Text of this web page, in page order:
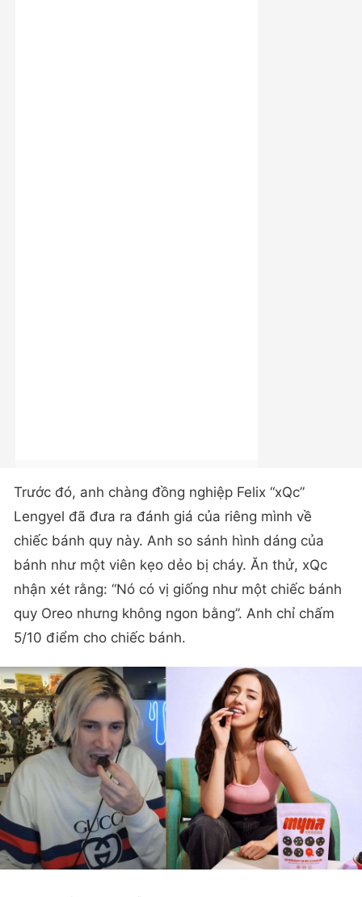
Trước đó, anh chàng đồng nghiệp Felix “xQc”
Lengyel đã đưa ra đánh giá của riêng mình về
chiếc bánh quy này. Anh so sánh hình dáng của
bánh như một viên kẹo dẻo bị cháy. Ăn thử, xQc
nhận xét rằng: “Nó có vị giống như một chiếc bánh
quy Oreo nhưng không ngon bằng”. Anh chỉ chấm
5/10 điểm cho chiếc bánh.